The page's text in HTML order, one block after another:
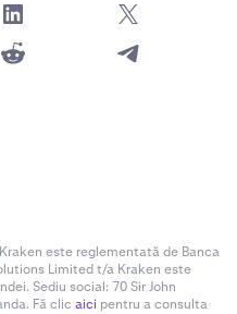
este reglementată de Banca
Limited t/a Kraken este
Sediu social: 70 Sir John
Fă clic aici pentru a consulta